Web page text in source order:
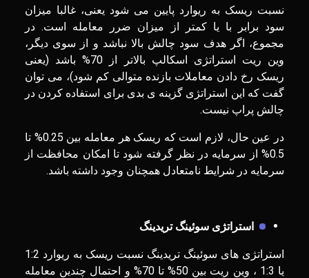
نسبت ریسک به ریوارد پایین می شود یعنی، غالبا میزان
سود برابر با یا کمتر از میزان ضرر معامله است. در
مجموع، اگر هدف سود چالش بالا نباشد و از سوی دیگر،
وین ریت استراتژی اسکالپ بالاتر از 70% باشد (یعنی
ریسک رخ دادن معاملات بازنده متوالی کم شود)، می توان
گفت که این استراتژی گزینه ی بدی برای استفاده کردن در
چالش پراپ نیست.
در عین حال، لازم است که ریسک هر معامله بین 0.25% تا
0.5% از سرمایه در نظر گرفته شود تا امکان محافظت از
سرمایه در شرایط نامتعادل همچنان وجود داشته باشد.
استراتژی سوئینگ تریدینگ
استراتژی های سوئینگ تریدینگ نسبت ریسک به ریوارد 1:2
یا 1:3 ، وین ریت بین 50% تا 70% و احتمال چندین معامله